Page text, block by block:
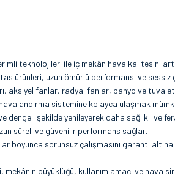
teknolojileri ile iç mekân hava kalitesini
ürünleri, uzun ömürlü performansı ve sessiz
aksiyel fanlar, radyal fanlar, banyo ve
sistemine kolayca ulaşmak
dengeli şekilde yenileyerek daha sağlıklı
süreli ve güvenilir performans sağlar.
sorunsuz çalışmasını garanti
büyüklüğü, kullanım amacı ve hava